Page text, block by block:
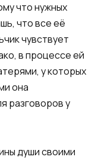
что нужных
что все её
чувствует
в процессе ей
у которых
она
разговоров у
души своими